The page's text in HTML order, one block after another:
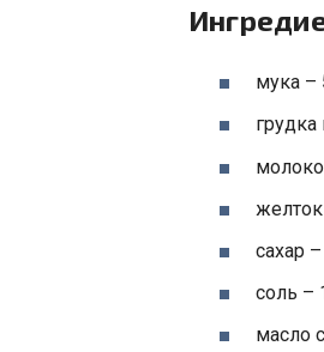
мука –
грудка
сахар
соль –
масло